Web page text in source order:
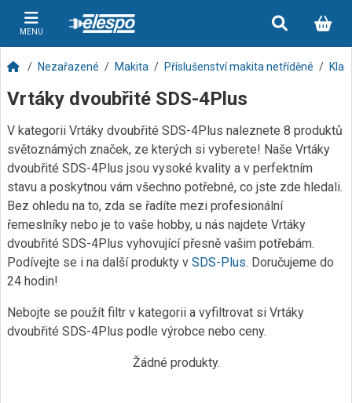
MENU
Nezařazené Makita Příslušenství makita netříděné
Vrtáky dvoubřité SDS-4Plus
V kategorii Vrtáky dvoubřité SDS-4Plus naleznete 8 produktů
světoznámých značek, ze kterých si vyberete! Naše Vrtáky
dvoubřité SDS-4Plus jsou vysoké kvality a v perfektním
stavu a poskytnou vám všechno potřebné, co jste zde hledali.
Bez ohledu na to, zda se řadíte mezi profesionální
řemeslníky nebo je to vaše hobby, u nás najdete Vrtáky
dvoubřité SDS-4Plus vyhovující přesně vašim potřebám.
Podívejte se i na další produkty v SDS-Plus. Doručujeme do
24 hodin!
Nebojte se použít filtr v kategorii a vyfiltrovat si Vrtáky
dvoubřité SDS-4Plus podle výrobce nebo ceny.
Žádné produkty.